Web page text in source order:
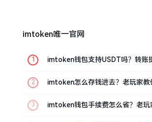
imtoken唯一官网
imtoken钱包支持USDT吗？转账
imtoken怎么存钱进去？老玩家教
imtoken钱包手续费怎么省？老玩